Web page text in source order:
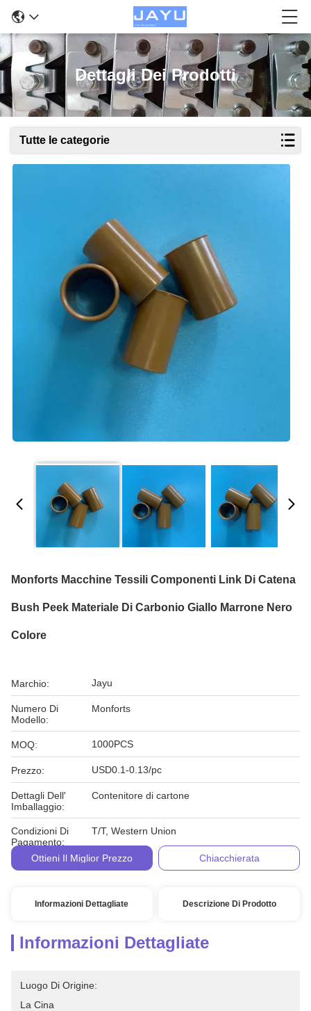
Dettagli Dei Prodotti
Tutte le categorie
Monforts Macchine Tessili Componenti Link Di Catena
Bush Peek Materiale Di Carbonio Giallo Marrone Nero
Colore
Marchio: Jayu
Numero Di
Modello:
Monforts
MOQ: 1000PCS
Prezzo: USD0.1-0.13/pc
Dettagli Dell'
Imballaggio:
Contenitore di cartone
Condizioni Di
Pagamento:
T/T, Western Union
Ottieni Il Miglior Prezzo Chiacchierata
Informazioni Dettagliate Descrizione Di Prodotto
Informazioni Dettagliate
Luogo Di Origine:
La Cina